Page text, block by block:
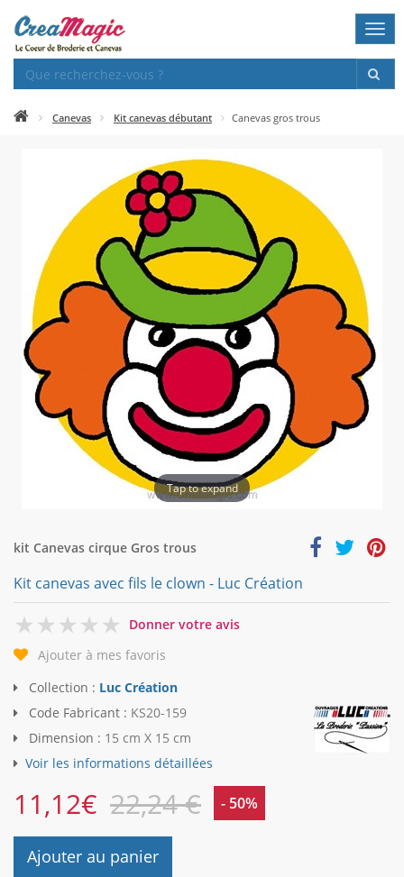
Canevas Kit canevas débutant Canevas gros trous
Tap to expand
kit Canevas cirque Gros trous
Kit canevas avec fils le clown - Luc Création
0
Donner votre avis
Ajouter à mes favoris
Collection : Luc Création
Code Fabricant : KS20-159
Dimension : 15 cm X 15 cm
Voir les informations détaillées
11,12€ 22,24 € - 50%
Ajouter au panier